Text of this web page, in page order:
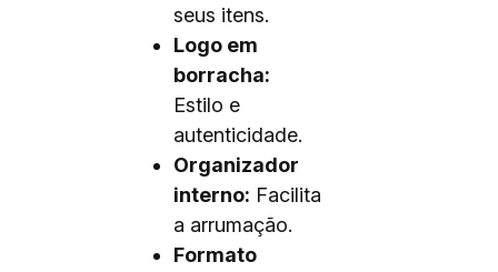
seus itens.
Logo em
borracha:
Estilo e
autenticidade.
Organizador
interno: Facilita
a arrumação.
Formato